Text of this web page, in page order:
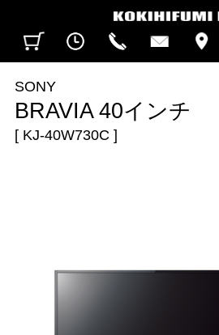
SONY
BRAVIA 40インチ
[ KJ-40W730C ]